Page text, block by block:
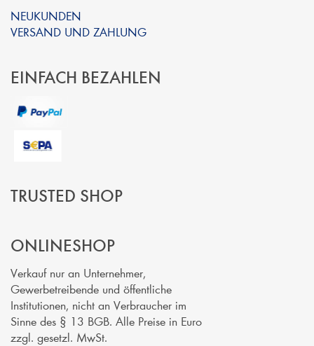
NEUKUNDEN
VERSAND UND ZAHLUNG
EINFACH BEZAHLEN
TRUSTED SHOP
ONLINESHOP
Verkauf nur an Unternehmer,
Gewerbetreibende und öffentliche
Institutionen, nicht an Verbraucher im
Sinne des § 13 BGB. Alle Preise in Euro
zzgl. gesetzl. MwSt.